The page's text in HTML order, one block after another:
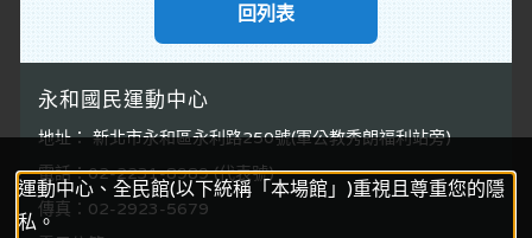
運動中心、全民館(以下統稱「本場館」)重視且尊重您的隱
私。
回列表
永和國民運動中心
地址： 新北市永和區永利路250號(軍公教秀朗福利站旁)
電話：02-2231-8989 (代表號)
傳真：02-2923-5679